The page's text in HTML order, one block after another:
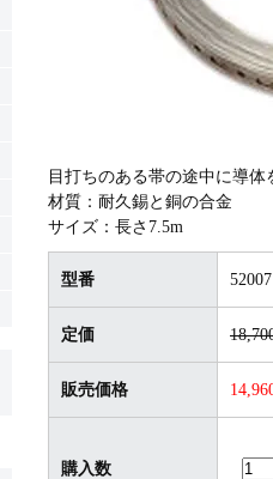
目打ちのある帯の途中に導
材質：耐久錫と銅の合金
サイズ：長さ7.5m
型番
定価
販売価格
購入数